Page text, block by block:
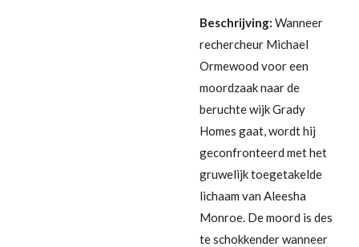
Beschrijving: Wanneer
rechercheur Michael
Ormewood voor een
moordzaak naar de
beruchte wijk Grady
Homes gaat, wordt hij
geconfronteerd met het
gruwelijk toegetakelde
lichaam van Aleesha
Monroe. De moord is des
te schokkender wanneer